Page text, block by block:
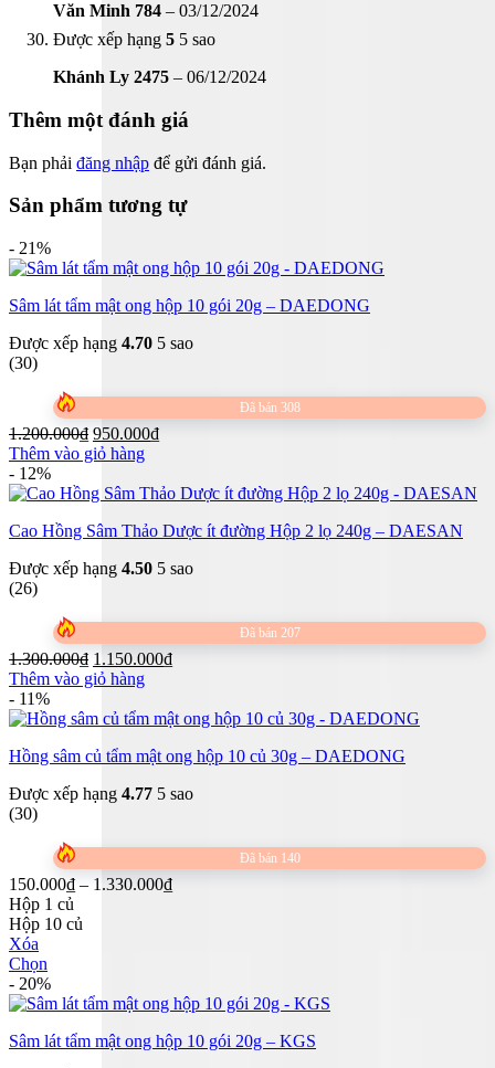
Văn Minh 784 – 03/12/2024
Được xếp hạng 5 5 sao
Khánh Ly 2475 – 06/12/2024
Thêm một đánh giá
Bạn phải đăng nhập để gửi đánh giá.
Sản phẩm tương tự
- 21%
Sâm lát tẩm mật ong hộp 10 gói 20g – DAEDONG
Được xếp hạng 4.70 5 sao
(30)
Đã bán 308
1.200.000₫ Giá
gốc
1.200.000₫.
950.000₫Giá
là:
Thêm vào giỏ hàng
- 12%
Cao Hồng Sâm Thảo Dược ít đường Hộp 2 lọ 240g – DAESAN
Được xếp hạng 4.50 5 sao
(26)
Đã bán 207
1.300.000₫ Giá
gốc
1.300.000₫.
1.150.000₫Giá
là:
Thêm vào giỏ hàng
- 11%
Hồng sâm củ tẩm mật ong hộp 10 củ 30g – DAEDONG
Được xếp hạng 4.77 5 sao
(30)
Đã bán 140
150.000₫ – 1.330.000₫Khoảng
Hộp 1 củ
Hộp 10 củ
Xóa
Chọn
Sản
phẩm
có
- 20%
Sâm lát tẩm mật ong hộp 10 gói 20g – KGS